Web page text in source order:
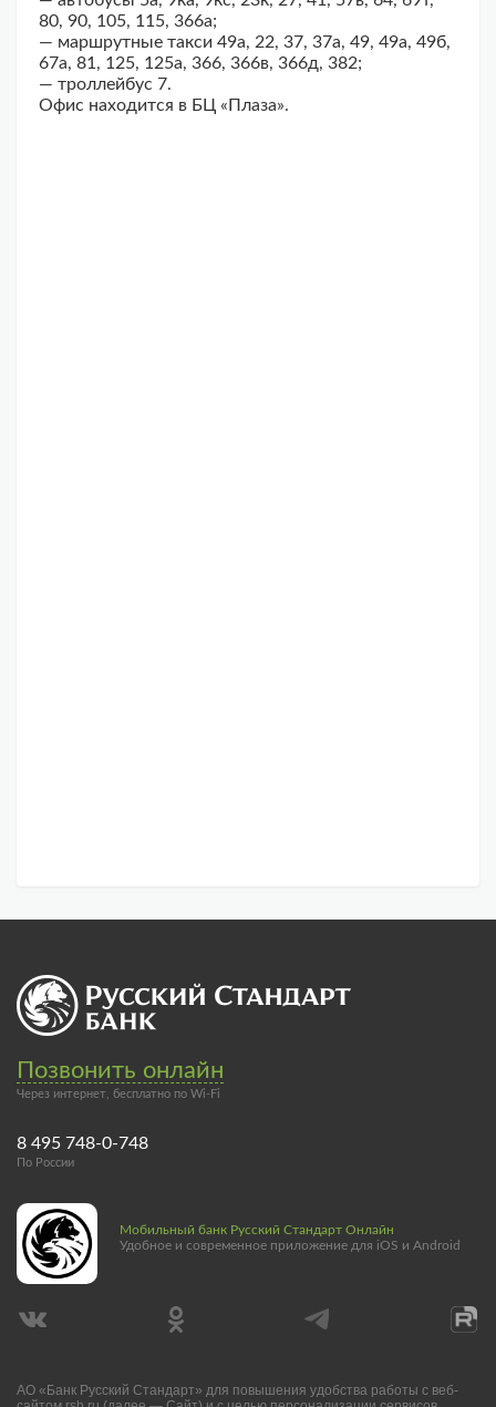
80, 90, 105, 115, 366а;
— маршрутные такси 49а, 22, 37, 37а, 49, 49а, 49б,
67а, 81, 125, 125а, 366, 366в, 366д, 382;
— троллейбус 7.
Офис находится в БЦ «Плаза».
Позвонить онлайн
Через интернет, бесплатно по Wi-Fi
8 495 748-0-748
По России
Мобильный банк Русский Стандарт Онлайн
Удобное и современное приложение для iOS и Android
АО «Банк Русский Стандарт» для повышения удобства работы с веб-